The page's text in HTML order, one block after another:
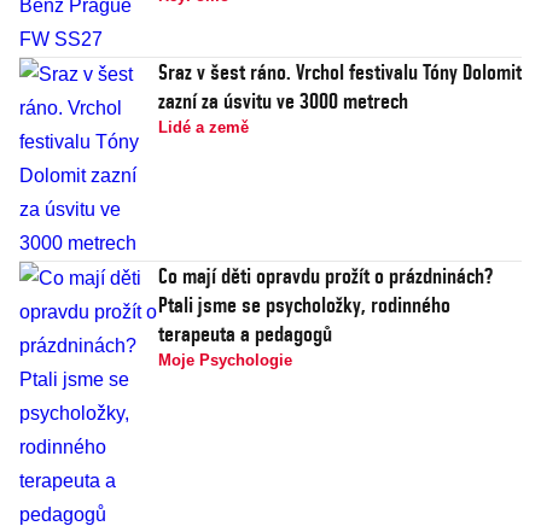
Sraz v šest ráno. Vrchol festivalu Tóny Dolomit
zazní za úsvitu ve 3000 metrech
Lidé a země
Co mají děti opravdu prožít o prázdninách?
Ptali jsme se psycholožky, rodinného
terapeuta a pedagogů
Moje Psychologie